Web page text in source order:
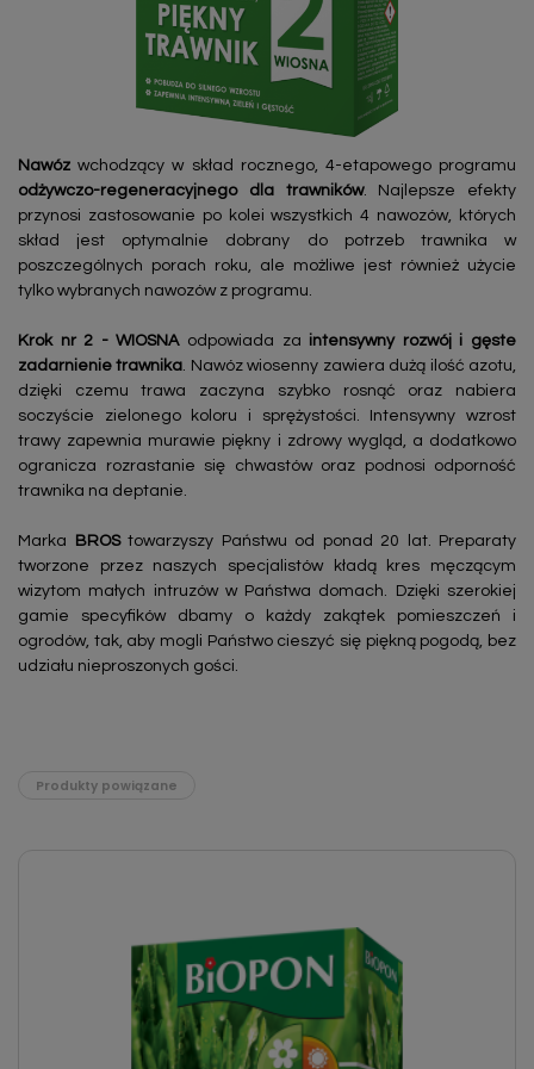
Nawóz wchodzący w skład rocznego, 4-etapowego programu
odżywczo-regeneracyjnego dla trawników. Najlepsze efekty
przynosi zastosowanie po kolei wszystkich 4 nawozów, których
skład jest optymalnie dobrany do potrzeb trawnika w
poszczególnych porach roku, ale możliwe jest również użycie
tylko wybranych nawozów z programu.
Krok nr 2 - WIOSNAodpowiada za intensywny rozwój i gęste
zadarnienie trawnika. Nawóz wiosenny zawiera dużą ilość azotu,
dzięki czemu trawa zaczyna szybko rosnąć oraz nabiera
soczyście zielonego koloru i sprężystości. Intensywny wzrost
trawy zapewnia murawie piękny i zdrowy wygląd, a dodatkowo
ogranicza rozrastanie się chwastów oraz podnosi odporność
trawnika na deptanie.
Marka BROStowarzyszy Państwu od ponad 20 lat. Preparaty
tworzone przez naszych specjalistów kładą kres męczącym
wizytom małych intruzów w Państwa domach. Dzięki szerokiej
gamie specyfików dbamy o każdy zakątek pomieszczeń i
ogrodów, tak, aby mogli Państwo cieszyć się piękną pogodą, bez
udziału nieproszonych gości.
Produkty powiązane